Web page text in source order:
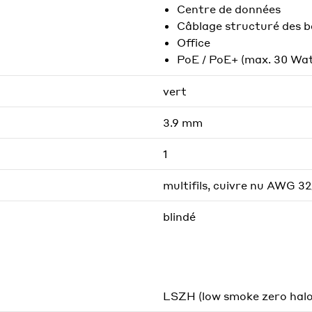
Centre de données
Câblage structuré des
Office
PoE / PoE+ (max. 30
vert
3.9 mm
1
multifils, cuivre nu AWG
blindé
LSZH (low smoke zero